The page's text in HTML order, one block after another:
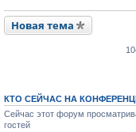
Новая тема
КТО СЕЙЧАС НА
Сейчас этот форум
гостей